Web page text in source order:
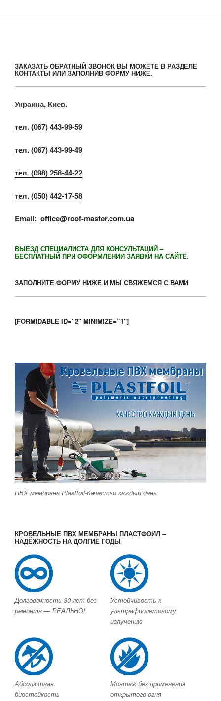
ЗАКАЗАТЬ ОБРАТНЫЙ ЗВОНОК ВЫ МОЖЕТЕ В РАЗДЕЛЕ
КОНТАКТЫ ИЛИ ЗАПОЛНИВ ФОРМУ НИЖЕ.
Украина, Киев.
тел. (067) 443-99-59
тел. (067) 443-99-49
тел. (098) 258-44-22
тел. (050) 442-17-58
Email: office@roof-master.com.ua
ВЫЕЗД СПЕЦИАЛИСТА ДЛЯ КОНСУЛЬТАЦИЙ –
БЕСПЛАТНЫЙ ПРИ ОФОРМЛЕНИИ ЗАЯВКИ НА САЙТЕ.
ЗАПОЛНИТЕ ФОРМУ НИЖЕ И МЫ СВЯЖЕМСЯ С ВАМИ
[FORMIDABLE ID=”2″ MINIMIZE=”1″]
ПВХ мембрана Plastfoil-Качество каждый день
КРОВЕЛЬНЫЕ ПВХ МЕМБРАНЫ ПЛАСТФОИЛ –
НАДЁЖНОСТЬ НА ДОЛГИЕ ГОДЫ
Долговечность 30 лет без
ремонта — РЕАЛЬНО!
Устойчивость к
ультрафиолетовому
излучению
Абсолютная
биостойкость
Монтаж без применения
открытого огня